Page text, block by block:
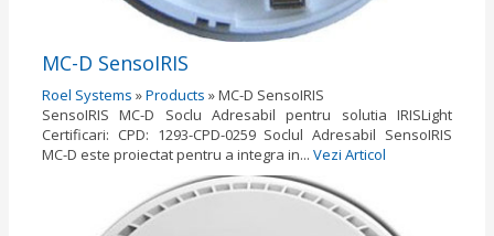
MC-D SensoIRIS
Roel Systems »Products »MC-D SensoIRIS
SensoIRIS MC-D Soclu Adresabil pentru solutia IRISLight
Certificari: CPD: 1293-CPD-0259 Soclul Adresabil SensoIRIS
MC-D este proiectat pentru a integra in... Vezi Articol